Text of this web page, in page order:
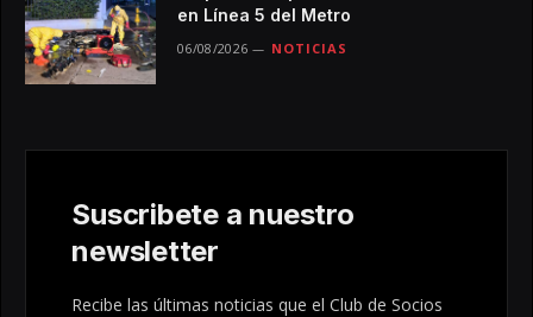
en Línea 5 del Metro
06/08/2026 NOTICIAS
Suscribete a nuestro
newsletter
Recibe las últimas noticias que el Club de Socios